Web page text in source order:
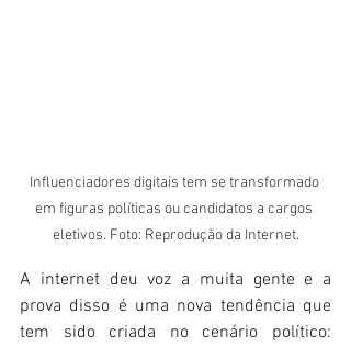
Influenciadores digitais tem se transformado
em figuras políticas ou candidatos a cargos
eletivos. Foto: Reprodução da Internet.
A internet deu voz a muita gente e a
prova disso é uma nova tendência que
tem sido criada no cenário político: